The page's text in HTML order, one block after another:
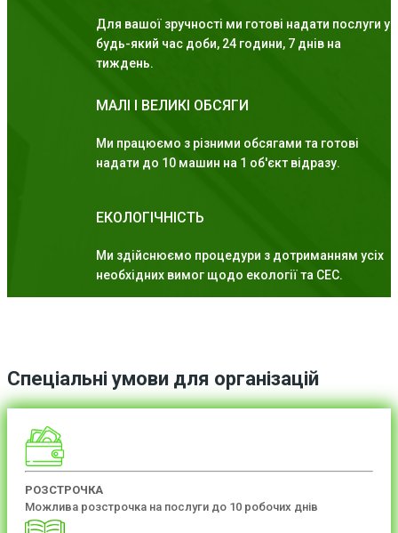
Для вашої зручності ми готові надати послуги у
будь-який час доби, 24 години, 7 днів на
тиждень.
МАЛІ І ВЕЛИКІ ОБСЯГИ
Ми працюємо з різними обсягами та готові
надати до 10 машин на 1 об'єкт відразу.
ЕКОЛОГІЧНІСТЬ
Ми здійснюємо процедури з дотриманням усіх
необхідних вимог щодо екології та СЕС.
Спеціальні умови для організацій
РОЗСТРОЧКА
Можлива розстрочка на послуги до 10 робочих днів